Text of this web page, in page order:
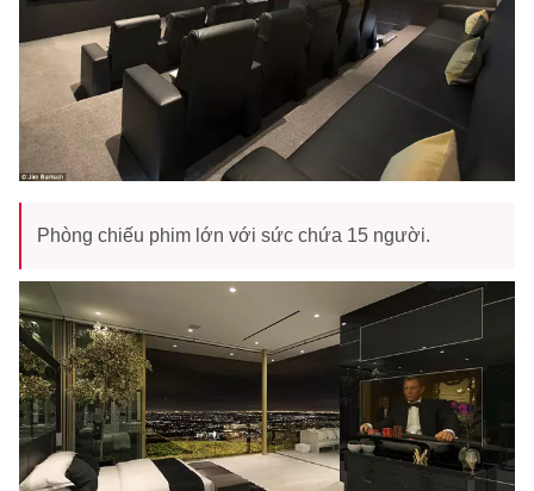
Phòng chiếu phim lớn với sức chứa 15 người.